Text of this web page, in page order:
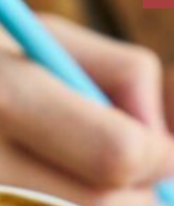
リスク
業 確定申告
たい Web広告
ンサル Web
ション ビジネ